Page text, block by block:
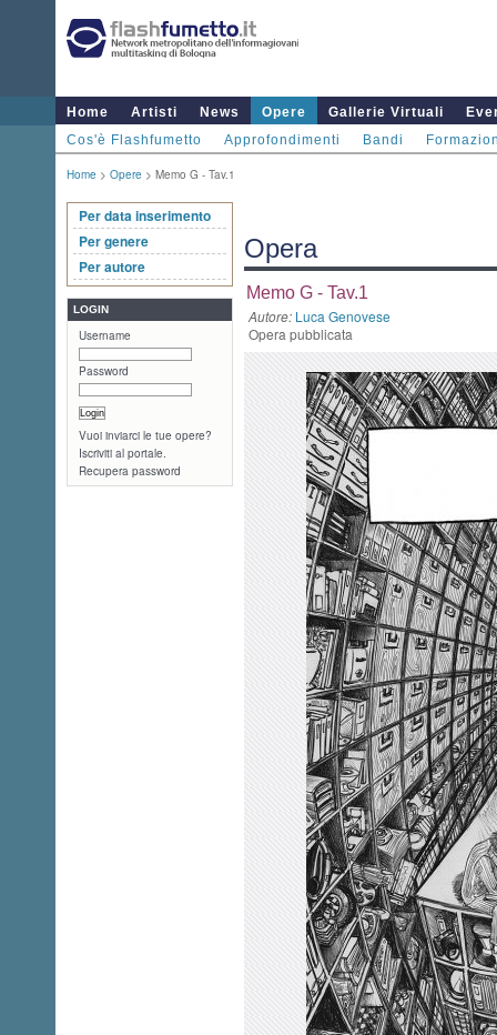
Home Artisti News Opere Gallerie Virtuali
Cos'è Flashfumetto
Approfondimenti Bandi
Home > Opere > Memo G - Tav.1
Per data inserimento
Per genere
Per autore
LOGIN
Username
Password
Vuoi inviarci le tue opere?
Iscriviti al portale.
Recupera password
Opera
Memo G - Tav.1
Autore: Luca Genovese
Opera pubblicata